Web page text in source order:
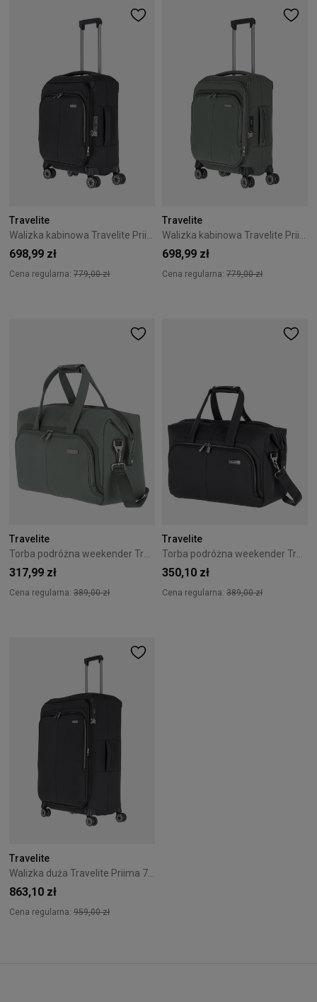
Travelite
Walizka kabinowa Travelite Priima 55 cm czarna
698,99 zł
Cena regularna: 779,00 zł
Travelite
Walizka kabinowa Travelite Priima 55 cm zielona
698,99 zł
Cena regularna: 779,00 zł
Travelite
Torba podróżna weekender Travelite Priima zielona
317,99 zł
Cena regularna: 389,00 zł
Travelite
Torba podróżna weekender Travelite Priima czarna
350,10 zł
Cena regularna: 389,00 zł
Travelite
863,10 zł
Cena regularna: 959,00 zł